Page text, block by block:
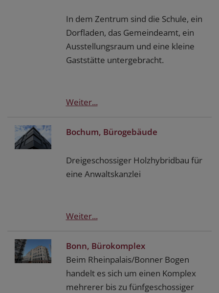
In dem Zentrum sind die Schule, ein
Dorfladen, das Gemeindeamt, ein
Ausstellungsraum und eine kleine
Gaststätte untergebracht.
Weiter...
Bochum, Bürogebäude
Dreigeschossiger Holzhybridbau für
eine Anwaltskanzlei
Weiter...
Bonn, Bürokomplex
Beim Rheinpalais/Bonner Bogen
handelt es sich um einen Komplex
mehrerer bis zu fünfgeschossiger